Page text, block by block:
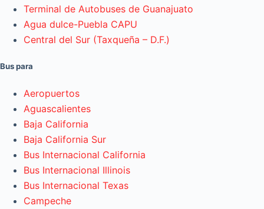
Terminal de Autobuses de Guanajuato
Agua dulce-Puebla CAPU
Central del Sur (Taxqueña – D.F.)
Bus para
Aeropuertos
Aguascalientes
Baja California
Baja California Sur
Bus Internacional California
Bus Internacional Illinois
Bus Internacional Texas
Campeche